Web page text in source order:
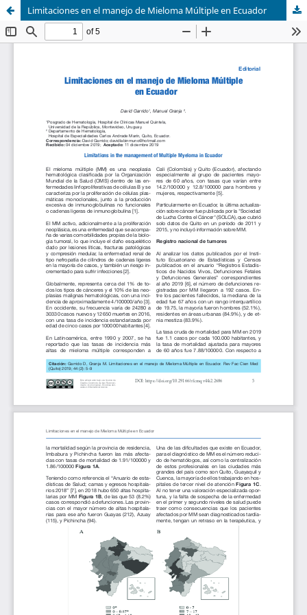
Limitaciones en el manejo de Mieloma Múltiple en Ecuador